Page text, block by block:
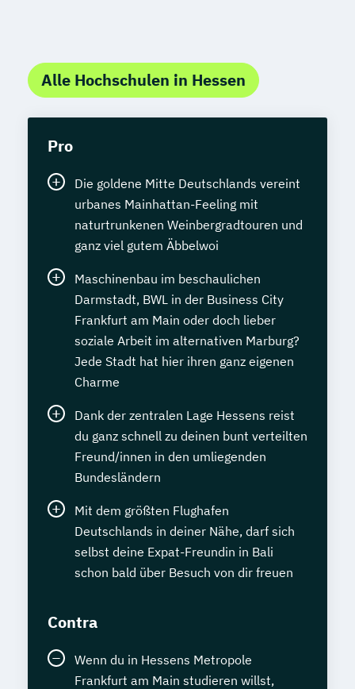
Alle Hochschulen in Hessen
Pro
Die goldene Mitte Deutschlands vereint
urbanes Mainhattan-Feeling mit
naturtrunkenen Weinbergradtouren und
ganz viel gutem Äbbelwoi
Maschinenbau im beschaulichen
Darmstadt, BWL in der Business City
Frankfurt am Main oder doch lieber
soziale Arbeit im alternativen Marburg?
Jede Stadt hat hier ihren ganz eigenen
Charme
Dank der zentralen Lage Hessens reist
du ganz schnell zu deinen bunt verteilten
Freund/innen in den umliegenden
Bundesländern
Mit dem größten Flughafen
Deutschlands in deiner Nähe, darf sich
selbst deine Expat-Freundin in Bali
schon bald über Besuch von dir freuen
Contra
Wenn du in Hessens Metropole
Frankfurt am Main studieren willst,